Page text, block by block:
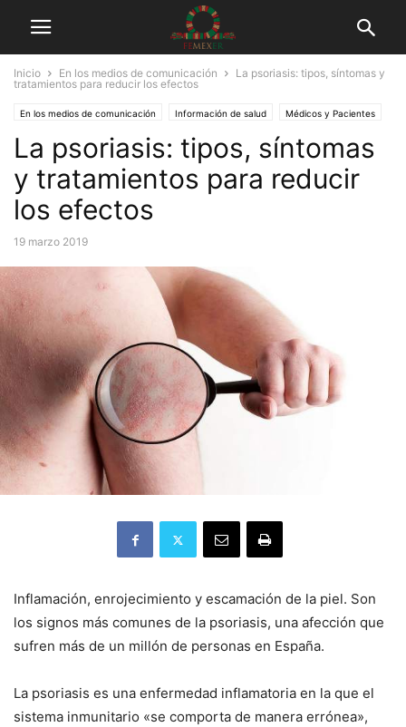
Inicio En los medios de comunicación
La psoriasis: tipos, síntomas y
tratamientos para reducir los efectos
En los medios de comunicación Información de salud Médicos y Pacientes
La psoriasis: tipos, síntomas
y tratamientos para reducir
los efectos
19 marzo 2019
Inflamación, enrojecimiento y escamación de la piel. Son
los signos más comunes de la psoriasis, una afección que
sufren más de un millón de personas en España.
La psoriasis es una enfermedad inflamatoria en la que el
sistema inmunitario «se comporta de manera errónea»,